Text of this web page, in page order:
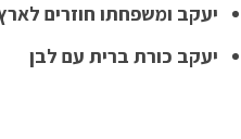
יעקב ומשפחתו חוזרים
יעקב כורת ברית עם לבן